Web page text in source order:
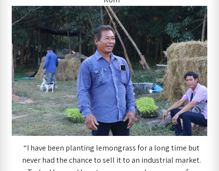
“I have been planting lemongrass for a long time but
never had the chance to sell it to an industrial market.